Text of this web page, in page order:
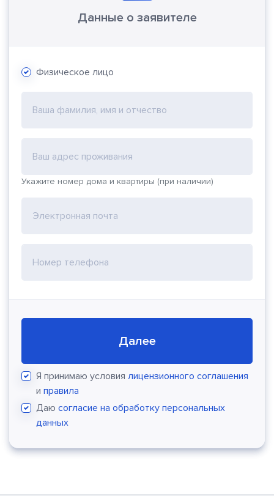
Данные о заявителе
Физическое лицо
Ваша фамилия, имя и отчество
Ваш адрес проживания
Укажите номер дома и квартиры (при наличии)
Электронная почта
Номер телефона
Далее
Я принимаю условия лицензионного соглашения
и правила
Даю согласие на обработку персональных
данных